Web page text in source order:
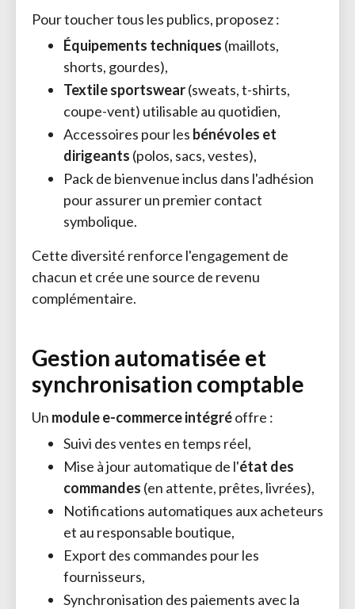
Pour toucher tous les publics, proposez :
Équipements techniques (maillots,
shorts, gourdes),
Textile sportswear(sweats, t-shirts,
coupe-vent) utilisable au quotidien,
Accessoires pour les bénévoles et
dirigeants (polos, sacs, vestes),
Pack de bienvenue inclus dans l'adhésion
pour assurer un premier contact
symbolique.
Cette diversité renforce l'engagement de
chacun et crée une source de revenu
complémentaire.
Gestion automatisée et
synchronisation comptable
Un module e-commerce intégréoffre :
Suivi des ventes en temps réel,
Mise à jour automatique de l'état des
commandes (en attente, prêtes, livrées),
Notifications automatiques aux acheteurs
et au responsable boutique,
Export des commandes pour les
fournisseurs,
Synchronisation des paiements avec la